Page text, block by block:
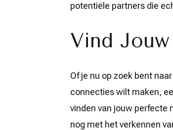
potentiële partners die
Vind
Of je nu op zoek bent
connecties wilt maken,
vinden van jouw perfecte
nog met het verkennen